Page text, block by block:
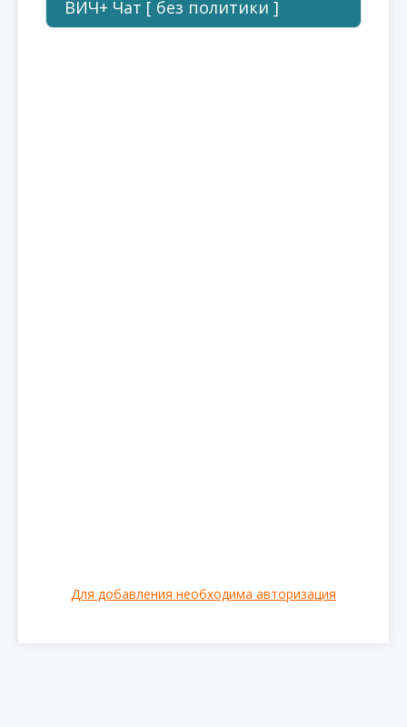
ВИЧ+ Чат [ без политики ]
Для добавления необходима авторизация